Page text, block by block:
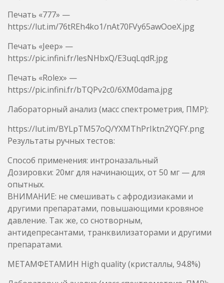
Печать «Rolex» —
https://pic.infini.fr/bTQPv2c0/6XM0dama.jpg
Лабораторный анализ (масс спектрометрия, ПМР):
https://lut.im/BYLpTM57oQ/YXMThPrIktn2YQFY.png
Результаты ручных тестов:
Способ применения: интроназальный
Дозировки: 20мг для начинающих, от 50 мг — для
ВНИМАНИЕ: не смешивать с афродизиаками и
другими препаратами, повышающими кровяное
давление. Так же, со снотворным,
антидепресантами, транквилизаторами и другими
препаратами.
МЕТАМФЕТАМИН High quality (кристаллы, 94.8%)
Лабораторный анализ (масс спектрометрия, ПМР):
Форма выпуска: рацемат, гидрохлорид, кристаллы
гигроскопичны (впитывают воду из воздуха),
поэтому при хранении необходимо свести